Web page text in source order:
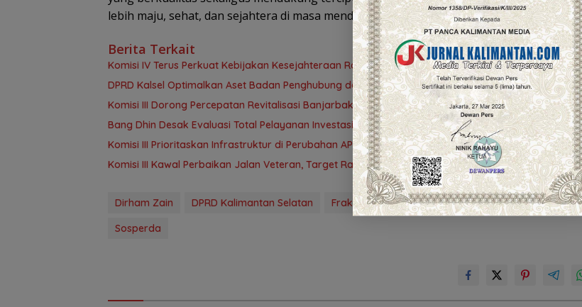
lebih maju, sehat, dan sejahtera di masa mendatang. (YUN)
Berita Terkait
Komisi IV Terus Perkuat Kebijakan Kesejahteraan Rakyat
‎DPRD Kalsel Optimalkan Aset Badan Penghubung demi PAD
‎Komisi III Dorong Percepatan Revitalisasi Banjarbakula dan Penanganan Sungai Batola
‎Bang Dhin Desak Evaluasi Total Pelayanan Investasi Kalsel
‎Komisi III Prioritaskan Infrastruktur di Perubahan APBD 2026
Komisi III Kawal Perbaikan Jalan Veteran, Target Rampung 10 Agustus
Dirham Zain DPRD Kalimantan Selatan Fraksi PKB
Sosialisasi Peraturan Daerah
Sosperda